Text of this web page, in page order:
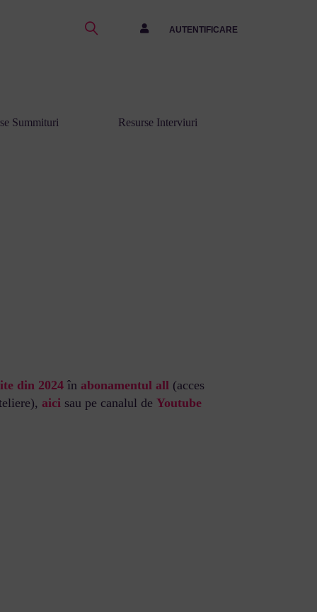
AUTENTIFICARE
Summituri Resurse Interviuri
din 2024 în abonamentul all (acces
aici sau pe canalul de Youtube